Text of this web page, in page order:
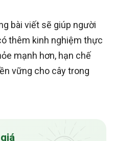
bài viết sẽ giúp người
thêm kinh nghiệm thực
mạnh hơn, hạn chế
vững cho cây trong